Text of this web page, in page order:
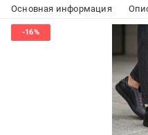
Основная информация